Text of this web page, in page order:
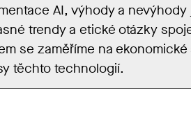
AI, výhody a
trendy a etické otázky
se zaměříme na
těchto technologií.